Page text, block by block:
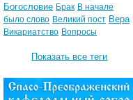
Богословие Брак В начале
было слово Великий пост Вера
Викариатство Вопросы
Показать все теги